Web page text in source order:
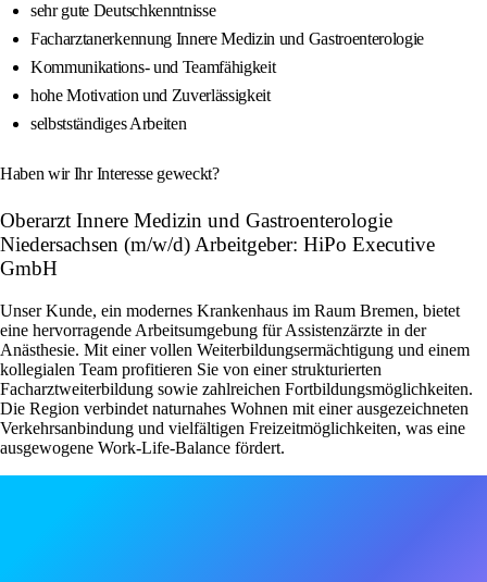
sehr gute Deutschkenntnisse
Facharztanerkennung Innere Medizin und Gastroenterologie
Kommunikations- und Teamfähigkeit
hohe Motivation und Zuverlässigkeit
selbstständiges Arbeiten
Haben wir Ihr Interesse geweckt?
Oberarzt Innere Medizin und Gastroenterologie
Niedersachsen (m/w/d) Arbeitgeber: HiPo Executive
GmbH
Unser Kunde, ein modernes Krankenhaus im Raum Bremen, bietet
eine hervorragende Arbeitsumgebung für Assistenzärzte in der
Anästhesie. Mit einer vollen Weiterbildungsermächtigung und einem
kollegialen Team profitieren Sie von einer strukturierten
Facharztweiterbildung sowie zahlreichen Fortbildungsmöglichkeiten.
Die Region verbindet naturnahes Wohnen mit einer ausgezeichneten
Verkehrsanbindung und vielfältigen Freizeitmöglichkeiten, was eine
ausgewogene Work-Life-Balance fördert.